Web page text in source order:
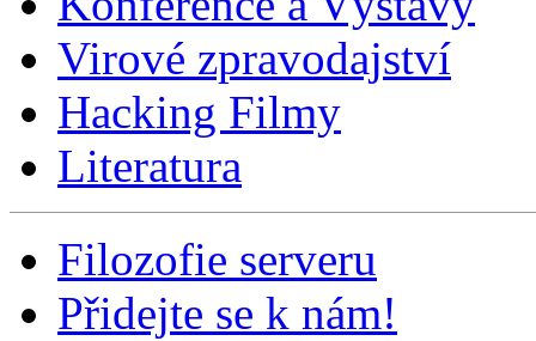
Virové zpravodajství
Hacking Filmy
Literatura
Filozofie serveru
Přidejte se k nám!